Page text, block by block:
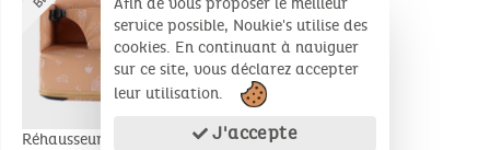
Réhausseur chaise
Réhausseur de chaise
Afin de vous proposer le meilleur
service possible, Noukie's utilise des
cookies. En continuant à naviguer
sur ce site, vous déclarez accepter
leur utilisation.
J'accepte